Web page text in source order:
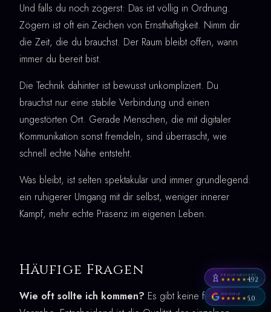
Und falls du noch zögerst: Das ist völlig in Ordnung.
Zögern ist oft ein Zeichen von Ernsthaftigkeit. Nimm dir
die Zeit, die du brauchst. Der Raum bleibt offen, wann
immer du bereit bist.
Die Technik dahinter ist bewusst unkompliziert. Du
brauchst nur eine stabile Verbindung und einen
ungestörten Ort. Gerade Menschen, die mit digitaler
Kommunikation sonst fremdeln, sind überrascht, wie
schnell echte Nähe entsteht.
Was bleibt, ist selten spektakulär und immer grundlegend:
ein ruhigerer Umgang mit dir selbst, weniger innerer
Kampf, mehr echte Präsenz im eigenen Leben.
Häufige Fragen
Wie oft sollte ich kommen? Es gibt keine feste
PROVENEXPERT
★★★★★4,92
GOOGLE
★★★★★5,0